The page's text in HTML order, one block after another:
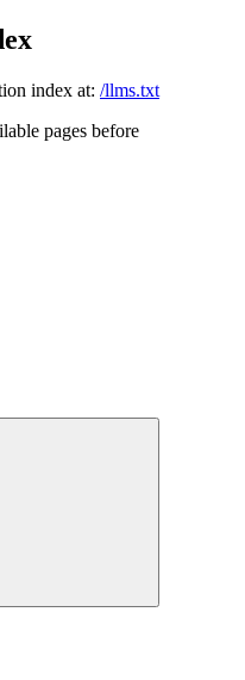
index at: /llms.txt
pages before